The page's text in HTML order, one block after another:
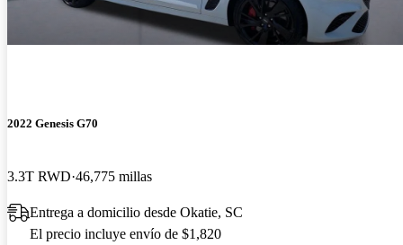
2022 Genesis G70
3.3T RWD 46,775 millas
Entrega a domicilio desde Okatie, SC
El precio incluye envío de $1,820